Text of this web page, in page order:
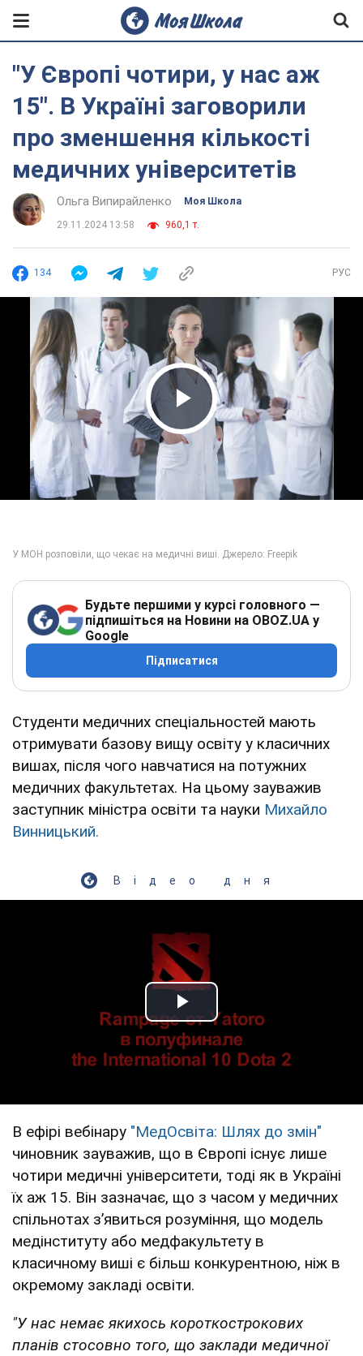
"У Європі чотири, у нас аж
15". В Україні заговорили
про зменшення кількості
медичних університетів
Ольга Випирайленко Моя Школа
29.11.2024 13:58 960,1 т.
134 РУС
Play Video
Будьте першими у курсі головного —
підпишіться на Новини на OBOZ.UA у
Google
Підписатися
Студенти медичних спеціальностей мають
отримувати базову вищу освіту у класичних
вишах, після чого навчатися на потужних
медичних факультетах. На цьому зауважив
заступник міністра освіти та науки Михайло
Винницький.
Відео дня
Play Video
В ефірі вебінару "МедОсвіта: Шлях до змін"
чиновник зауважив, що в Європі існує лише
чотири медичні університети, тоді як в Україні
їх аж 15. Він зазначає, що з часом у медичних
спільнотах зʼявиться розуміння, що модель
медінституту або медфакультету в
класичному виші є більш конкурентною, ніж в
окремому закладі освіти.
"У нас немає якихось короткострокових
планів стосовно того, що заклади медичної